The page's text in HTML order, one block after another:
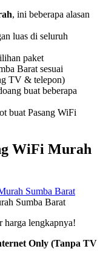
, ini beberapa alasan
luas di seluruh
paket
Barat sesuai
TV & telepon)
buat beberapa
buat Pasang WiFi
WiFi Murah
Sumba Barat
harga lengkapnya!
Only (Tanpa TV